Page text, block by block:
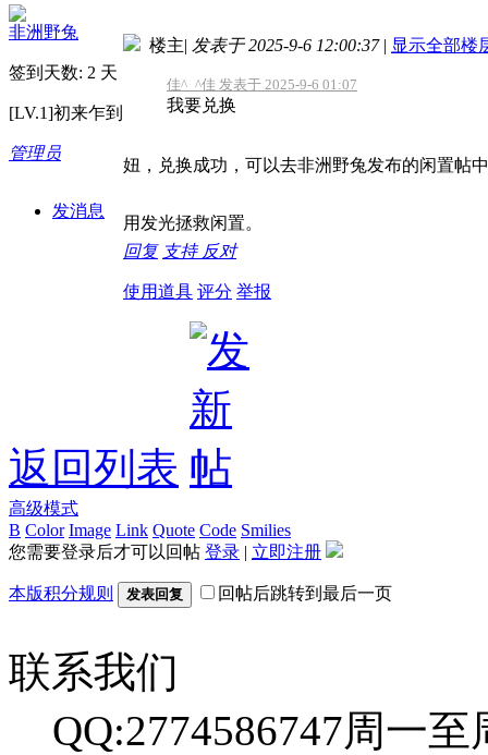
非洲野兔
签到天数: 2 天
[LV.1]初来乍到
管理员
发消息
楼主| 发表于 2025-9-6 12:00:37 | 显示全部楼
佳^_^佳 发表于 2025-9-6 01:07
我要兑换
妞，兑换成功，可以去非洲野兔发布的闲置帖
用发光拯救闲置。
回复 支持 反对
使用道具 评分 举报
返回列表
高级模式
B Color Image Link Quote Code Smilies
您需要登录后才可以回帖 登录 | 立即注册
本版积分规则 发表回复 回帖后跳转到最后一页
联系我们
QQ:2774586747周一至